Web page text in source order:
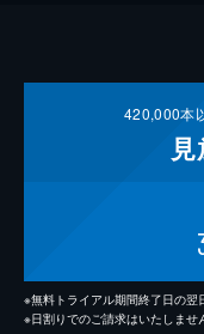
420,000本
※無料トライアル期間終了日の翌
※日割りでのご請求はいたしませ